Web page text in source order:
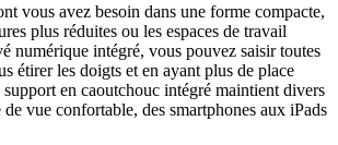
vous avez besoin dans une forme compacte,
plus réduites ou les espaces de travail
numérique intégré, vous pouvez saisir toutes
étirer les doigts et en ayant plus de place
en caoutchouc intégré maintient divers
vue confortable, des smartphones aux iPads